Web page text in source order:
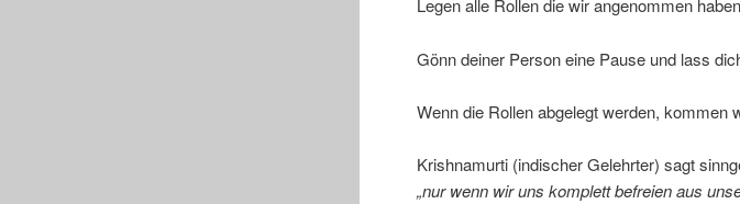
Legen alle Rollen die wir angenommen
Gönn deiner Person eine Pause und lass
Wenn die Rollen abgelegt werden, kommen
Krishnamurti (indischer Gelehrter) sagt
„nur wenn wir uns komplett befreien aus